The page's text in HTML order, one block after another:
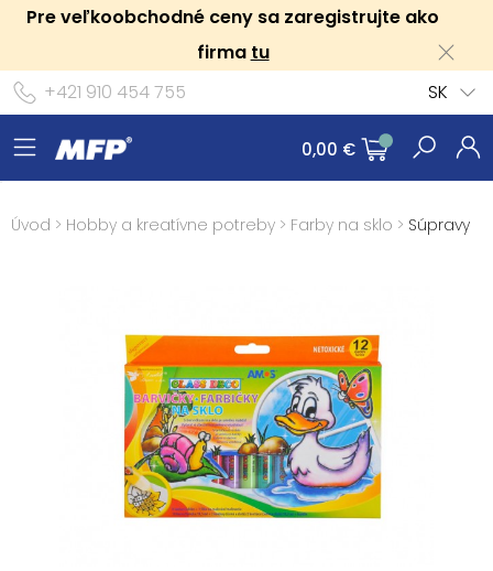
Pre veľkoobchodné ceny sa zaregistrujte ako
firma tu
+421 910 454 755
SK
0,00 €
Úvod > Hobby a kreatívne potreby > Farby na sklo > Súpravy